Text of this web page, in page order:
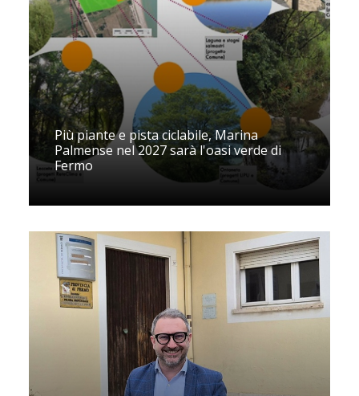
Più piante e pista ciclabile, Marina
Palmense nel 2027 sarà l'oasi verde di
Fermo